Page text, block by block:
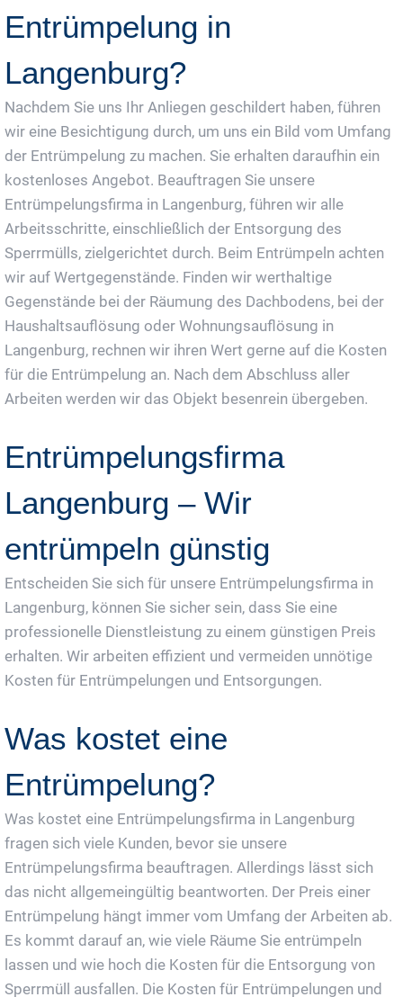
Entrümpelung in
Langenburg?
Nachdem Sie uns Ihr Anliegen geschildert haben, führen
wir eine Besichtigung durch, um uns ein Bild vom Umfang
der Entrümpelung zu machen. Sie erhalten daraufhin ein
kostenloses Angebot. Beauftragen Sie unsere
Entrümpelungsfirma in Langenburg, führen wir alle
Arbeitsschritte, einschließlich der Entsorgung des
Sperrmülls, zielgerichtet durch. Beim Entrümpeln achten
wir auf Wertgegenstände. Finden wir werthaltige
Gegenstände bei der Räumung des Dachbodens, bei der
Haushaltsauflösung oder Wohnungsauflösung in
Langenburg, rechnen wir ihren Wert gerne auf die Kosten
für die Entrümpelung an. Nach dem Abschluss aller
Arbeiten werden wir das Objekt besenrein übergeben.
Entrümpelungsfirma
Langenburg – Wir
entrümpeln günstig
Entscheiden Sie sich für unsere Entrümpelungsfirma in
Langenburg, können Sie sicher sein, dass Sie eine
professionelle Dienstleistung zu einem günstigen Preis
erhalten. Wir arbeiten effizient und vermeiden unnötige
Kosten für Entrümpelungen und Entsorgungen.
Was kostet eine
Entrümpelung?
Was kostet eine Entrümpelungsfirma in Langenburg
fragen sich viele Kunden, bevor sie unsere
Entrümpelungsfirma beauftragen. Allerdings lässt sich
das nicht allgemeingültig beantworten. Der Preis einer
Entrümpelung hängt immer vom Umfang der Arbeiten ab.
Es kommt darauf an, wie viele Räume Sie entrümpeln
lassen und wie hoch die Kosten für die Entsorgung von
Sperrmüll ausfallen. Die Kosten für Entrümpelungen und